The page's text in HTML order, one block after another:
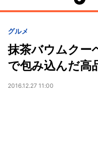
グルメ
抹茶バウムクー
で包み込んだ高
2016.12.27 11:00